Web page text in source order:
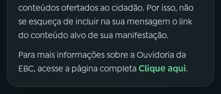
conteúdos ofertados ao cidadão. Por isso, não
se esqueça de incluir na sua mensagem o link
do conteúdo alvo de sua manifestação.
Para mais informações sobre a Ouvidoria da
EBC, acesse a página completa Clique aqui.